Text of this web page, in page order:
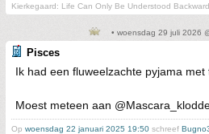
Kierkegaard: Life Can Only Be Understood
• woensdag 29 juli 2026
Pisces
Ik had een fluweelzachte pyjama met
Moest meteen aan
Op woensdag 22 januari 2025 19:50 schreef